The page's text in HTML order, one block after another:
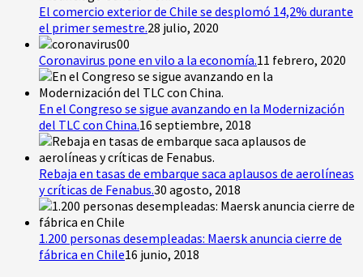
El comercio exterior de Chile se desplomó 14,2% durante
el primer semestre.28 julio, 2020
Coronavirus pone en vilo a la economía.11 febrero, 2020
En el Congreso se sigue avanzando en la Modernización
del TLC con China.16 septiembre, 2018
Rebaja en tasas de embarque saca aplausos de aerolíneas
y críticas de Fenabus.30 agosto, 2018
1.200 personas desempleadas: Maersk anuncia cierre de
fábrica en Chile16 junio, 2018